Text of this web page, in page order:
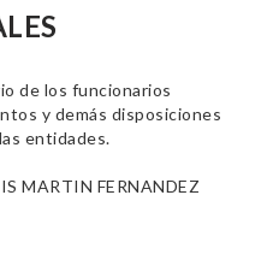
de los funcionarios
y demás disposiciones
entidades.
MARTIN FERNANDEZ